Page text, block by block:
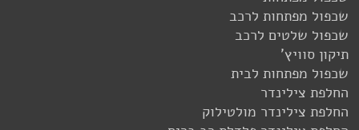
שכפול מפתחות לרכב
שכפול שלטים לרכב
תיקון סוויץ'
שכפול מפתחות לבית
החלפת צילינדר
החלפת צילינדר מולטילוק